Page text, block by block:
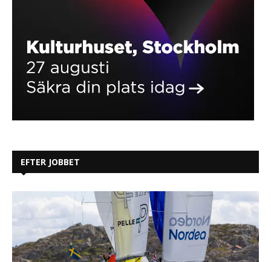
EFTER JOBBET